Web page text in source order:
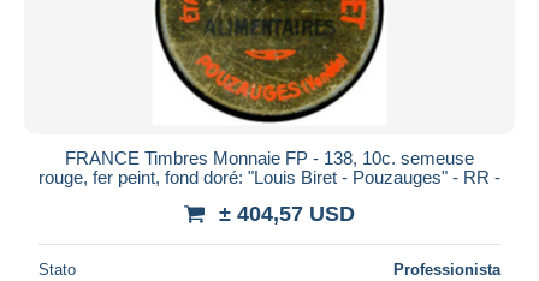
FRANCE Timbres Monnaie FP - 138, 10c. semeuse
rouge, fer peint, fond doré: "Louis Biret - Pouzauges" - RR -
± 404,57 USD
Stato Professionista